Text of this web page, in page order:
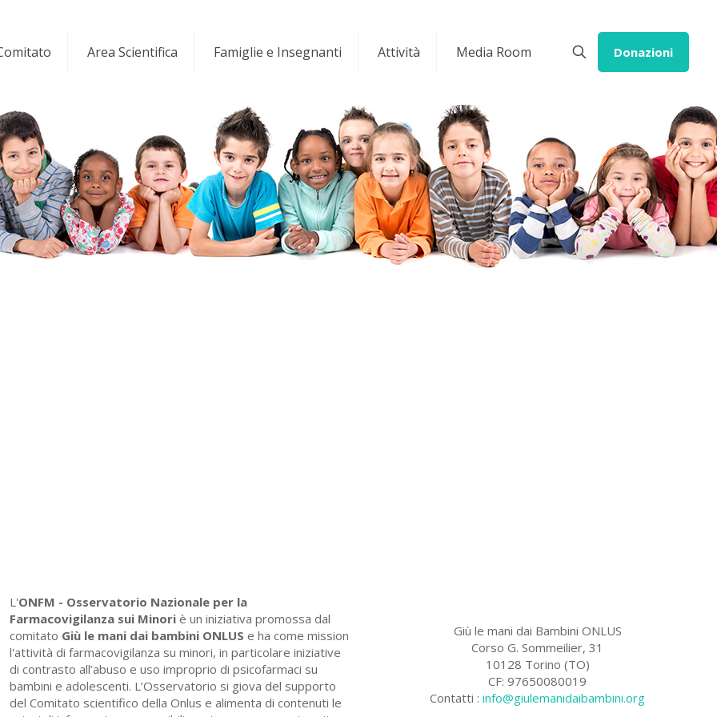
Area Scientifica Famiglie e Insegnanti Attività Media Room Donazioni
L'ONFM - Osservatorio Nazionale per la
Farmacovigilanza sui Minori è un iniziativa promossa dal
comitato Giù le mani dai bambini ONLUS e ha come mission
l'attività di farmacovigilanza su minori, in particolare iniziative
di contrasto all’abuso e uso improprio di psicofarmaci su
bambini e adolescenti. L’Osservatorio si giova del supporto
del Comitato scientifico della Onlus e alimenta di contenuti le
Giù le mani dai Bambini ONLUS
Corso G. Sommeilier, 31
10128 Torino (TO)
CF: 97650080019
Contatti :info@giulemanidaibambini.org